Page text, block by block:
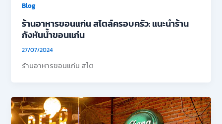
Blog
ร้านอาหารขอนแก่น สไตล์ครอบครัว: แนะนำร้าน
กังหันน้ำขอนแก่น
27/07/2024
ร้านอาหารขอนแก่น สไต